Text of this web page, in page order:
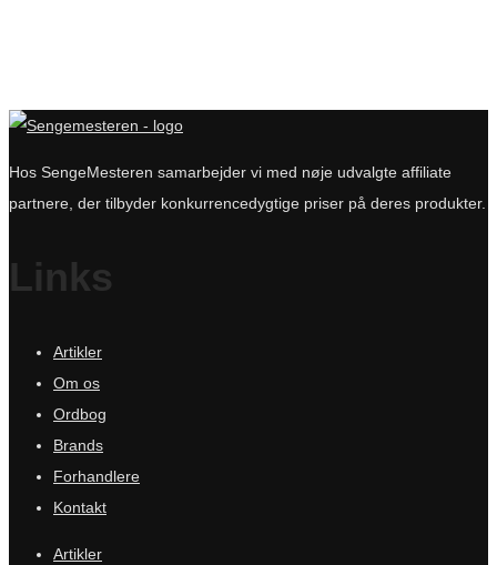
Hos SengeMesteren samarbejder vi med nøje udvalgte affiliate
partnere, der tilbyder konkurrencedygtige priser på deres produkter.
Links
Artikler
Om os
Ordbog
Brands
Forhandlere
Kontakt
Artikler